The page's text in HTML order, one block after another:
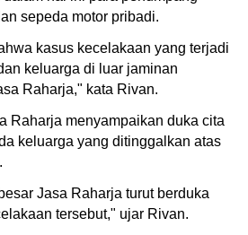
sepeda motor pribadi.
kasus kecelakaan yang terjadi
keluarga di luar jaminan
Raharja," kata Rivan.
Raharja menyampaikan duka cita
keluarga yang ditinggalkan atas
Jasa Raharja turut berduka
tersebut," ujar Rivan.